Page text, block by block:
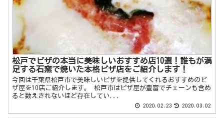
松戸でピザの本当に美味しいおすすめ店10選！誰もが満
足する石窯で焼いた本格ピザ店をご紹介します！
今回は千葉県松戸市で美味しいピザを提供してくれるおすすめのピ
ザ屋を10店ご紹介します。 松戸市はピザ屋が豊富でチェーンも含め
ると数えきれないほど存在してい...
2020.02.23 2020.03.02